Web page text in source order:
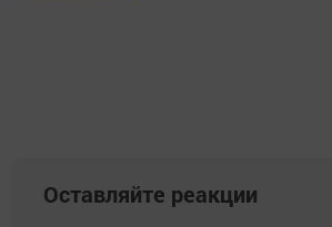
Оставляйте реакции